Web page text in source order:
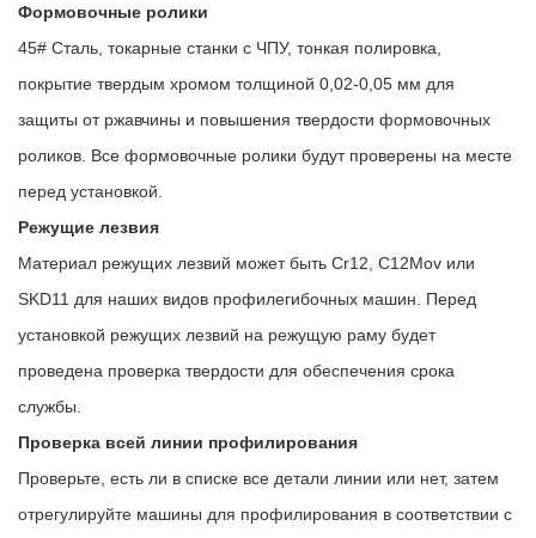
Формовочные ролики
45# Сталь, токарные станки с ЧПУ, тонкая полировка,
покрытие твердым хромом толщиной 0,02-0,05 мм для
защиты от ржавчины и повышения твердости формовочных
роликов. Все формовочные ролики будут проверены на месте
перед установкой.
Режущие лезвия
Материал режущих лезвий может быть Cr12, C12Mov или
SKD11 для наших видов профилегибочных машин. Перед
установкой режущих лезвий на режущую раму будет
проведена проверка твердости для обеспечения срока
службы.
Проверка всей линии профилирования
Проверьте, есть ли в списке все детали линии или нет, затем
отрегулируйте машины для профилирования в соответствии с